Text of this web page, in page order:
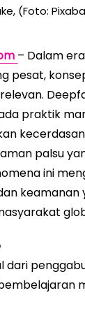
(Foto:
– Dalam
pesat,
praktik
palsu
ini
keamanan
dari